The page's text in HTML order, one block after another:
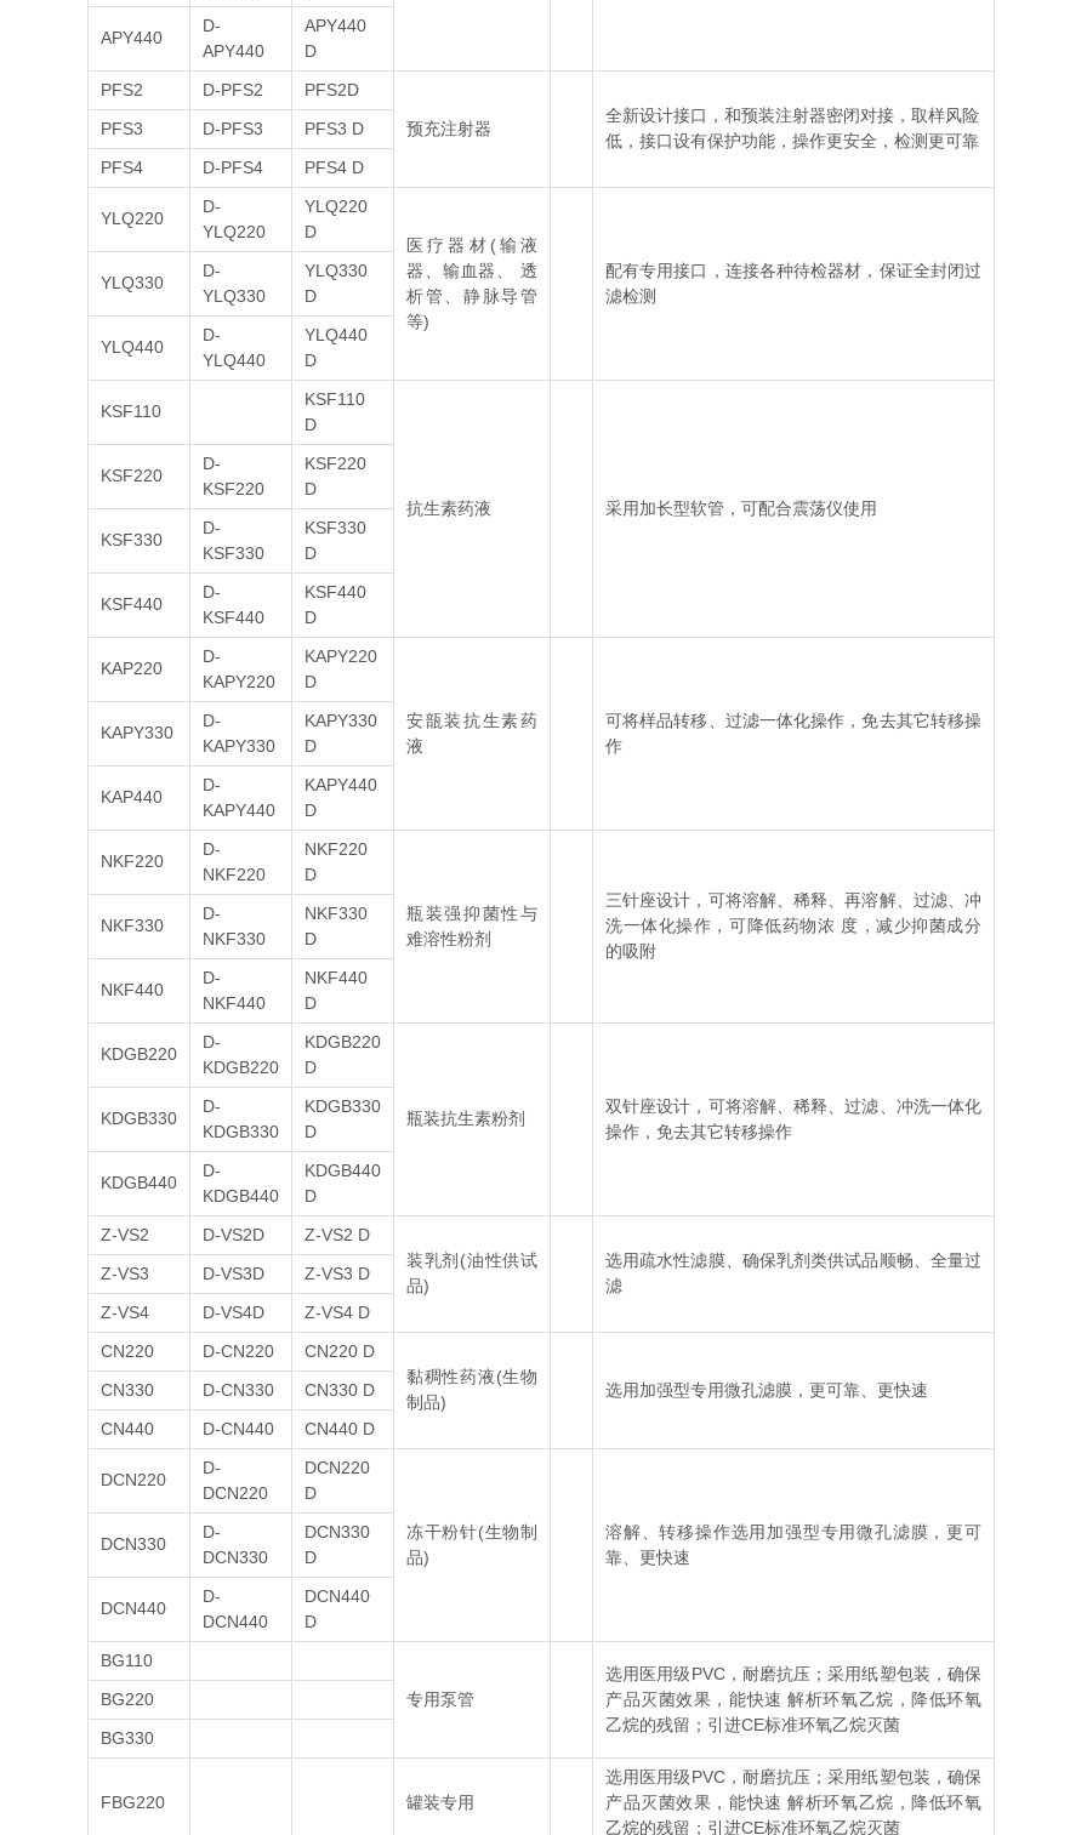
APY440
D-
APY440
APY440
D
PFS2
D-PFS2
PFS2D
预充注射器
全新设计接口，和预装注射器密闭对接，取样风险
低，接口设有保护功能，操作更安全，检测更可靠
PFS3 D-PFS3
PFS3 D
PFS4
D-PFS4 PFS4 D
YLQ220
D-
YLQ220
YLQ220
D
医疗器材(输液
器、输血器、 透
析管、静脉导管
等)
配有专用接口，连接各种待检器材，保证全封闭过
滤检测
YLQ330
D-
YLQ330
YLQ330
D
YLQ440
D-
YLQ440
YLQ440
D
KSF110
KSF110
D
抗生素药液 采用加长型软管，可配合震荡仪使用
KSF220
D-
KSF220
KSF220
D
KSF330
D-
KSF330
KSF330
D
KSF440
D-
KSF440
KSF440
D
KAP220
D-
KAPY220
KAPY220
D
安瓿装抗生素药
液
可将样品转移、过滤一体化操作，免去其它转移操
作
KAPY330
D-
KAPY330
KAPY330
D
KAP440
D-
KAPY440
KAPY440
D
NKF220
D-
NKF220
NKF220
D
瓶装强抑菌性与
难溶性粉剂
三针座设计，可将溶解、稀释、再溶解、过滤、冲
洗一体化操作，可降低药物浓 度，减少抑菌成分
的吸附
NKF330
D-
NKF330
NKF330
D
NKF440
D-
NKF440
NKF440
D
KDGB220
D-
KDGB220
KDGB220
D
瓶装抗生素粉剂
双针座设计，可将溶解、稀释、过滤、冲洗一体化
操作，免去其它转移操作
KDGB330
D-
KDGB330
KDGB330
D
KDGB440
D-
KDGB440
KDGB440
D
Z-VS2
D-VS2D
Z-VS2 D
装乳剂(油性供试
品)
选用疏水性滤膜、确保乳剂类供试品顺畅、全量过
滤
Z-VS3 D-VS3D
Z-VS3 D
Z-VS4
D-VS4D
Z-VS4 D
CN220
D-CN220
CN220 D
黏稠性药液(生物
制品)
选用加强型专用微孔滤膜，更可靠、更快速
CN330 D-CN330
CN330 D
CN440
D-CN440 CN440 D
DCN220
D-
DCN220
DCN220
D
冻干粉针(生物制
品)
溶解、转移操作选用加强型专用微孔滤膜，更可
靠、更快速
DCN330
D-
DCN330
DCN330
D
DCN440
D-
DCN440
DCN440
D
BG110
专用泵管
选用医用级PVC，耐磨抗压；采用纸塑包装，确保
产品灭菌效果，能快速 解析环氧乙烷，降低环氧
乙烷的残留；引进CE标准环氧乙烷灭菌
BG220
BG330
FBG220 罐装专用
选用医用级PVC，耐磨抗压；采用纸塑包装，确保
产品灭菌效果，能快速 解析环氧乙烷，降低环氧
乙烷的残留；引进CE标准环氧乙烷灭菌